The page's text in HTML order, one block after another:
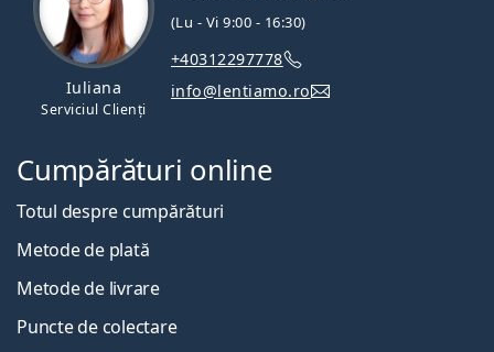
Iuliana
Serviciul Clienți
(Lu - Vi 9:00 - 16:30)
+40312297778
info@lentiamo.ro
Cumpărături online
Totul despre cumpărături
Metode de plată
Metode de livrare
Puncte de colectare